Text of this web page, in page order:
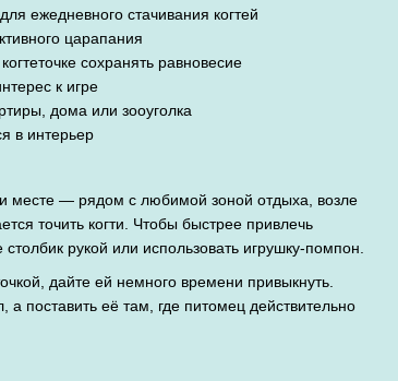
ежедневного стачивания когтей
царапания
сохранять равновесие
к игре
дома или зооуголка
в интерьер
месте — рядом с любимой зоной отдыха, возле
точить когти. Чтобы быстрее привлечь
рукой или использовать игрушку-помпон.
дайте ей немного времени привыкнуть.
а поставить её там, где питомец действительно